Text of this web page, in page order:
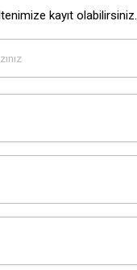
kayıt olabilirsiniz.